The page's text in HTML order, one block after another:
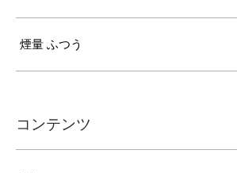
煙量 ふつう
コンテンツ